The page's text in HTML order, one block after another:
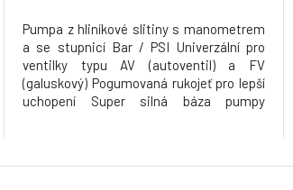
Pumpa z hliníkové slitiny s manometrem
a se stupnicí Bar / PSI Univerzální pro
ventilky typu AV (autoventil) a FV
(galuskový) Pogumovaná rukojeť pro lepší
uchopení Super silná báza pumpy